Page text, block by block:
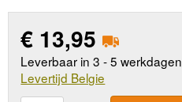
€ 13,95
Leverbaar in 3 - 5
Levertijd Belgie